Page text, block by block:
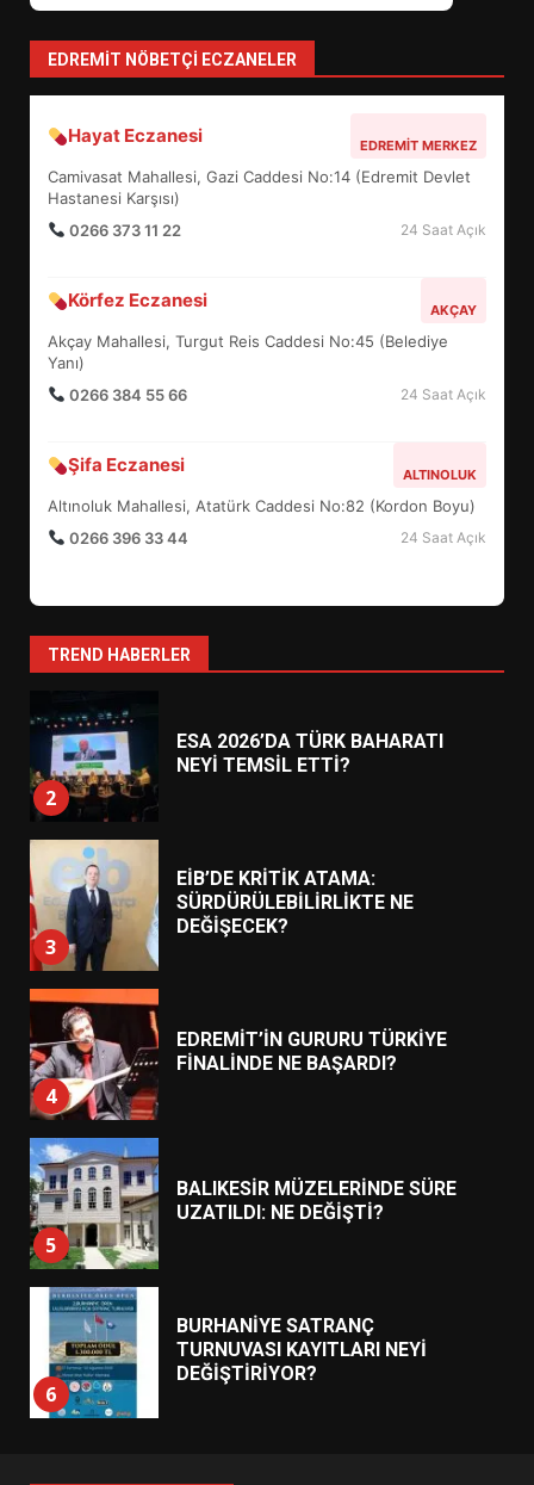
EDREMIT NÖBETÇI ECZANELER
Hayat Eczanesi EDREMIT MERKEZ
Camivasat Mahallesi, Gazi Caddesi No:14 (Edremit Devlet
Hastanesi Karşısı)
0266 373 11 22
24 Saat Açık
Körfez Eczanesi AKÇAY
Akçay Mahallesi, Turgut Reis Caddesi No:45 (Belediye
Yanı)
0266 384 55 66
24 Saat Açık
Şifa Eczanesi ALTINOLUK
Altınoluk Mahallesi, Atatürk Caddesi No:82 (Kordon Boyu)
0266 396 33 44
24 Saat Açık
TREND HABERLER
5
BALIKESİR MÜZELERİNDE SÜRE
UZATILDI: NE DEĞİŞTİ?
6
BURHANİYE SATRANÇ
TURNUVASI KAYITLARI NEYİ
DEĞİŞTİRİYOR?
7
BURHANİYE BELEDİYESPOR’DA
ŞEKİLLENDİ?
1
HAREKETE GEÇİYOR: GÖZLER
BULUŞMADA
2
ESA 2026’DA TÜRK BAHARATI
NEYİ TEMSİL ETTİ?
3
EİB’DE KRİTİK ATAMA:
SÜRDÜRÜLEBİLİRLİKTE NE
4
EDREMİT’İN GURURU TÜRKİYE
FİNALİNDE NE BAŞARDI?
5
BALIKESİR MÜZELERİNDE SÜRE
UZATILDI: NE DEĞİŞTİ?
6
BURHANİYE SATRANÇ
TURNUVASI KAYITLARI NEYİ
7
BURHANİYE BELEDİYESPOR’DA
YENİ YÖNETİM NASIL
ŞEKİLLENDİ?